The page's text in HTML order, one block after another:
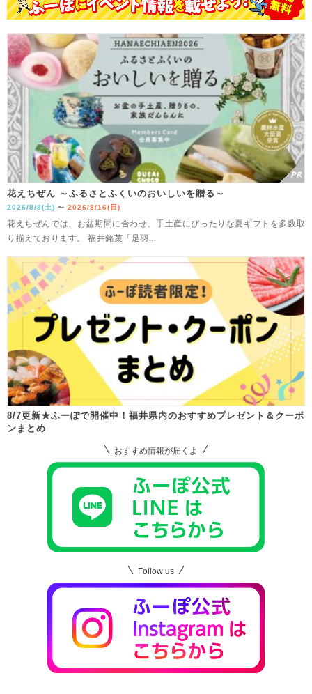
花えちぜん ～ふるさとふくいのおいしいを贈る～
2026/8/8(土) 〜 2026/8/16(日)
花えちぜんでは、お盆期間に合わせ、手土産にぴったりな夏ギフトを多数取
り揃えております。 福井銘菓「足羽...
8/7更新★ふーぽで開催中！福井県内のおすすめプレゼント＆クーポ
ンまとめ
おすすめ情報が届くよ
Follow us